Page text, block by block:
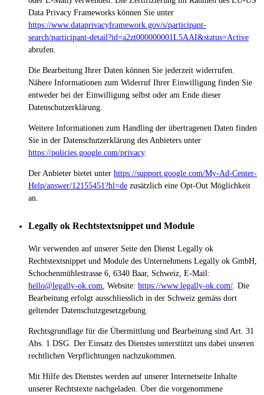
Data Privacy Frameworks können Sie unter
https://www.dataprivacyframework.gov/s/participant-
search/participant-detail?id=a2zt000000001L5AAI&status=Active
abrufen.
Die Bearbeitung Ihrer Daten können Sie jederzeit widerrufen.
Nähere Informationen zum Widerruf Ihrer Einwilligung finden Sie
entweder bei der Einwilligung selbst oder am Ende dieser
Datenschutzerklärung.
Weitere Informationen zum Handling der übertragenen Daten finden
Sie in der Datenschutzerklärung des Anbieters unter
https://policies.google.com/privacy.
Der Anbieter bietet unter https://support.google.com/My-Ad-Center-
Help/answer/12155451?hl=de zusätzlich eine Opt-Out Möglichkeit
an.
Legally ok Rechtstextsnippet und Module
Wir verwenden auf unserer Seite den Dienst Legally ok
Rechtstextsnippet und Module des Unternehmens Legally ok GmbH,
Schochenmühlestrasse 6, 6340 Baar, Schweiz, E-Mail:
hello@legally-ok.com, Website: https://www.legally-ok.com/. Die
Bearbeitung erfolgt ausschliesslich in der Schweiz gemäss dort
geltender Datenschutzgesetzgebung.
Rechtsgrundlage für die Übermittlung und Bearbeitung sind Art. 31
Abs. 1 DSG. Der Einsatz des Dienstes unterstützt uns dabei unseren
rechtlichen Verpflichtungen nachzukommen.
Mit Hilfe des Dienstes werden auf unserer Internetseite Inhalte
unserer Rechtstexte nachgeladen. Über die vorgenommene